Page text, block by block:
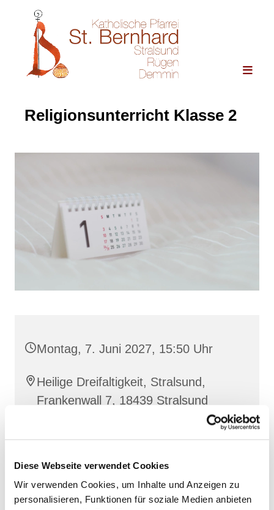
Diese Webseite verwendet Cookies
Wir verwenden Cookies, um Inhalte und Anzeigen zu
personalisieren, Funktionen für soziale Medien anbieten
Religionsunterricht Klasse 2
Montag, 7. Juni 2027, 15:50 Uhr
Heilige Dreifaltigkeit, Stralsund,
Frankenwall 7, 18439 Stralsund